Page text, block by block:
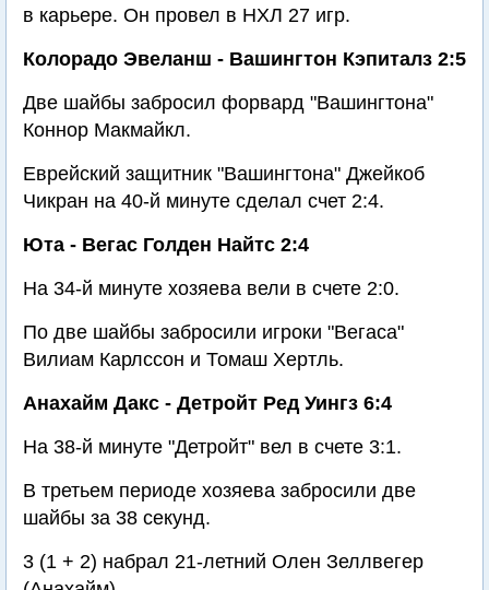
в карьере. Он провел в НХЛ 27 игр.
Колорадо Эвеланш - Вашингтон Кэпиталз 2:5
Две шайбы забросил форвард "Вашингтона"
Коннор Макмайкл.
Еврейский защитник "Вашингтона" Джейкоб
Чикран на 40-й минуте сделал счет 2:4.
Юта - Вегас Голден Найтс 2:4
На 34-й минуте хозяева вели в счете 2:0.
По две шайбы забросили игроки "Вегаса"
Вилиам Карлссон и Томаш Хертль.
Анахайм Дакс - Детройт Ред Уингз 6:4
На 38-й минуте "Детройт" вел в счете 3:1.
В третьем периоде хозяева забросили две
шайбы за 38 секунд.
3 (1 + 2) набрал 21-летний Олен Зеллвегер